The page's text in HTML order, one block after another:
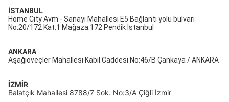
İSTANBUL
Home City Avm - Sanayi Mahallesi E5 Bağlantı yolu bulvarı
No:20/172 Kat:1 Mağaza:172 Pendik İstanbul
ANKARA
Aşağıöveçler Mahallesi Kabil Caddesi No:46/B Çankaya / ANKARA
İZMİR
Balatçık Mahallesi 8788/7 Sok. No:3/A Çiğli İzmir